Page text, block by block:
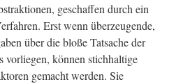
geschaffen durch ein
Erst wenn überzeugende,
über die bloße Tatsache der
vorliegen, können stichhaltige
gemacht werden. Sie